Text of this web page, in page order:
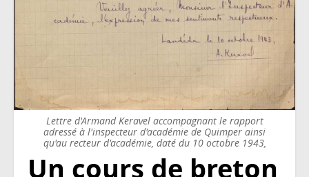
Lettre d'Armand Keravel accompagnant le rapport
adressé à l'inspecteur d'académie de Quimper ainsi
qu'au recteur d'académie, daté du 10 octobre 1943,
Un cours de breton